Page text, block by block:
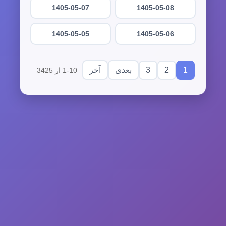
1405-05-08
1405-05-07
1405-05-06
1405-05-05
1
2
3 بعدی آخر 1-10 از 3425